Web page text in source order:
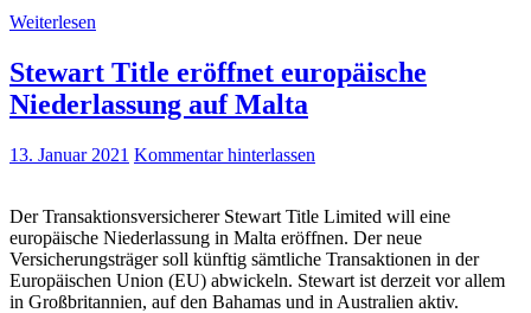
Weiterlesen
Stewart Title eröffnet europäische
Niederlassung auf Malta
13. Januar 2021 Kommentar hinterlassen
Der Transaktionsversicherer Stewart Title Limited will eine
europäische Niederlassung in Malta eröffnen. Der neue
Versicherungsträger soll künftig sämtliche Transaktionen in der
Europäischen Union (EU) abwickeln. Stewart ist derzeit vor allem
in Großbritannien, auf den Bahamas und in Australien aktiv.